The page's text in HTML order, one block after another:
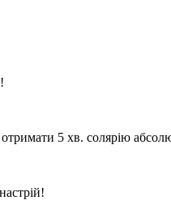
5 хв. солярію